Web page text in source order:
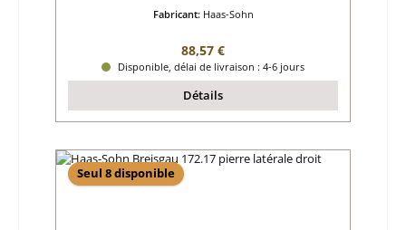
Fabricant: Haas-Sohn
Prix régulier :
88,57 €
Disponible, délai de livraison : 4-6 jours
Détails
Seul 8 disponible